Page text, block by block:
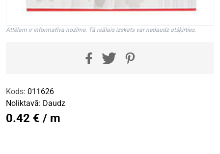
Attēlam ir informatīva nozīme. Tā reālais izskats var nedaudz atšķirties.
Kods: 011626
Noliktavā: Daudz
0.42 € / m